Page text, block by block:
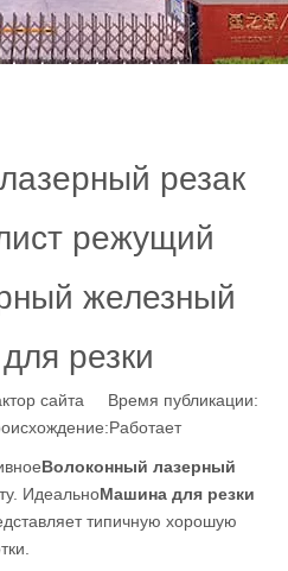
резак
режущий
железный
резки
сайта Время публикации:
Работает
Волоконный лазерный
ИдеальноМашина для резки
типичную хорошую